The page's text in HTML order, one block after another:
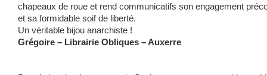
chapeaux de roue et rend communicatifs son engagement
et sa formidable soif de liberté.
Un véritable bijou anarchiste !
Grégoire – Librairie Obliques – Auxerre